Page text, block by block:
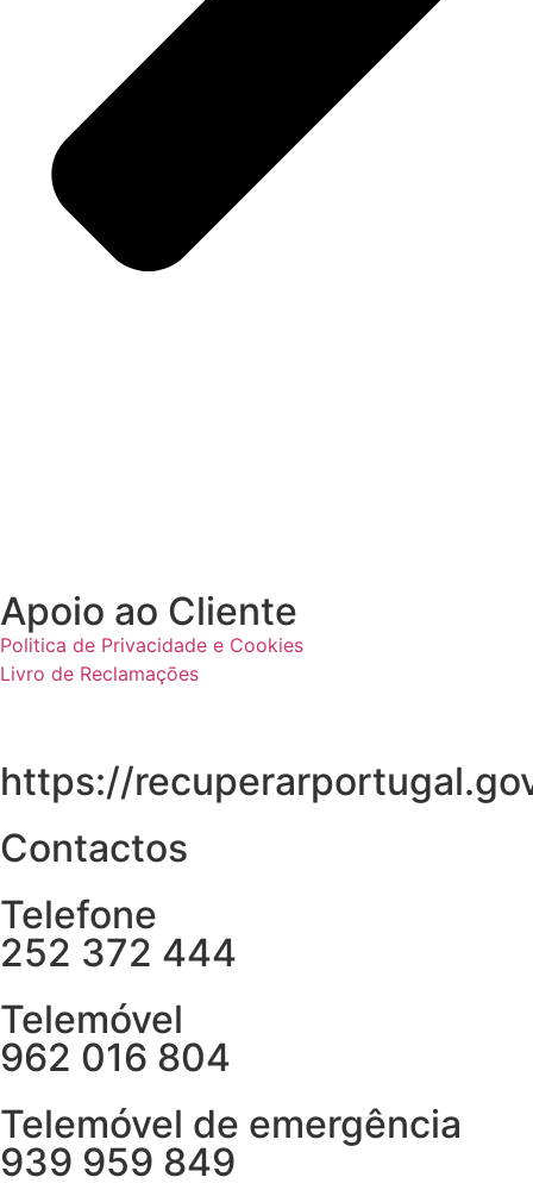
Apoio ao Cliente
Politica de Privacidade e Cookies
Livro de Reclamações
https://
Contactos
Telefone
252 372 444
Telemóvel
962 016 804
Telemóvel de emergência
939 959 849